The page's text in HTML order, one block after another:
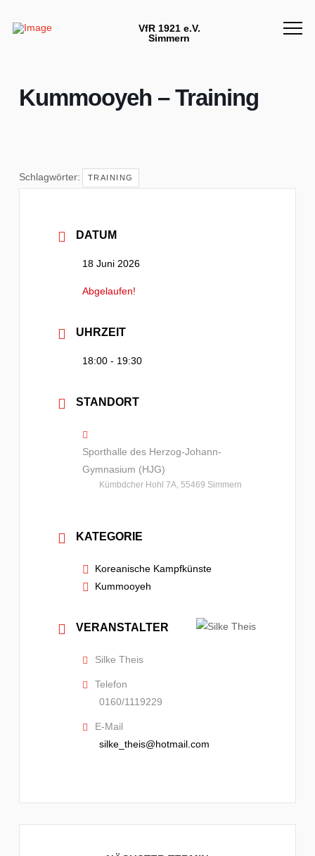
VfR 1921 e.V.
Simmern
Kummooyeh – Training
Schlagwörter: TRAINING
DATUM
18 Juni 2026
Abgelaufen!
UHRZEIT
18:00 - 19:30
STANDORT
Sporthalle des Herzog-Johann-
Gymnasium (HJG)
Kümbdcher Hohl 7A, 55469 Simmern
KATEGORIE
Koreanische Kampfkünste
Kummooyeh
VERANSTALTER
Silke Theis
Telefon
0160/1119229
E-Mail
silke_theis@hotmail.com